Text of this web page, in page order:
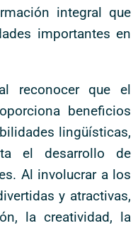
integral que
importantes en
reconocer que el
beneficios
lingüísticas,
el desarrollo de
Al involucrar a los
y atractivas,
la creatividad, la